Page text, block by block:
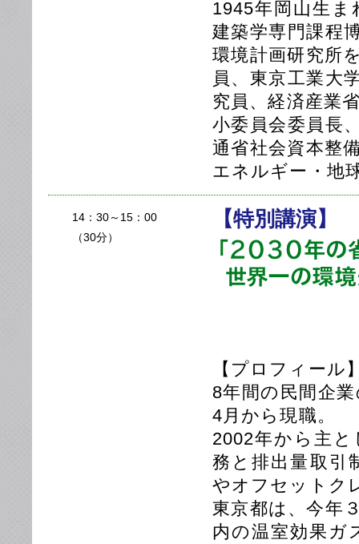
1945年岡山生ま
建築学専門課程
環境計画研究所
員、東京工業大
究員、経済産業
小委員会委員長
通省社会資本整
エネルギー・地
14：30～15：00
（30分）
【特別講演】
【プロフィール
8年間の民間企
4月から現職。
2002年から主
務と排出量取引
やオフセットク
東京都は、今年
内の温室効果ガ